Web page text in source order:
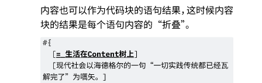
内容也可以作为代码块的语句结果， 这时候内容
块的结果是每个语句内容的 “折叠”。
#{
[= 生活在Content树上
[现代社会以海德格尔的一句 “一切实践传统都已经瓦
解完了” 为嚆矢。 ]